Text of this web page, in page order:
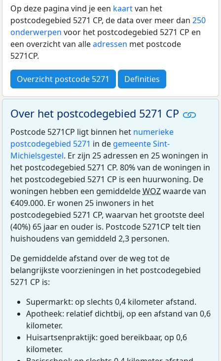
Op deze pagina vind je een kaartvan het
postcodegebied 5271 CP, de data over meer dan 250
onderwerpen voor het postcodegebied 5271 CP en
een overzicht van alleadressen met postcode
5271CP.
Overzicht postcode 5271 Definities
Over het postcodegebied 5271 CP
Postcode 5271CP ligt binnen het numerieke
postcodegebied 5271 in de gemeente Sint-
Michielsgestel. Er zijn 25 adressen en 25 woningen in
het postcodegebied 5271 CP. 80% van de woningen in
het postcodegebied 5271 CP is een huurwoning. De
woningen hebben een gemiddeldeWOZwaarde van
€409.000. Er wonen 25 inwoners in het
postcodegebied 5271 CP, waarvan het grootste deel
(40%) 65 jaar en ouder is. Postcode 5271CP telt tien
huishoudens van gemiddeld 2,3 personen.
De gemiddelde afstand over de weg tot de
belangrijkste voorzieningen in het postcodegebied
5271 CP is:
Supermarkt: op slechts 0,4 kilometer afstand.
Apotheek: relatief dichtbij, op een afstand van 0,6
kilometer.
Huisartsenpraktijk: goed bereikbaar, op 0,6
kilometer.